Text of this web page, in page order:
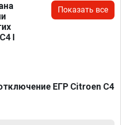
I
Показать все
ЕГР Citroen C4